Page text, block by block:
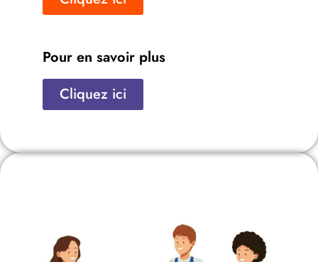
Pour en savoir plus
Cliquez ici